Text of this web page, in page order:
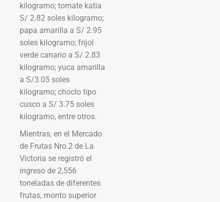
kilogramo; tomate katia
S/ 2.82 soles kilogramo;
papa amarilla a S/ 2.95
soles kilogramo; frijol
verde canario a S/ 2.83
kilogramo; yuca amarilla
a S/3.05 soles
kilogramo; choclo tipo
cusco a S/ 3.75 soles
kilogramo, entre otros.
Mientras, en el Mercado
de Frutas Nro.2 de La
Victoria se registró el
ingreso de 2,556
toneladas de diferentes
frutas, monto superior